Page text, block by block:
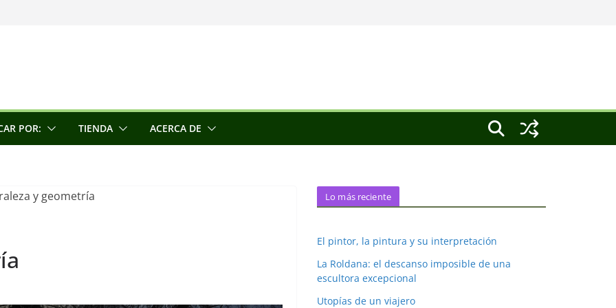
escultora
la conciencia
POR: TIENDA ACERCA DE
Lo más reciente
El pintor, la pintura y su interpretación
La Roldana: el descanso imposible de una
escultora excepcional
Utopías de un viajero